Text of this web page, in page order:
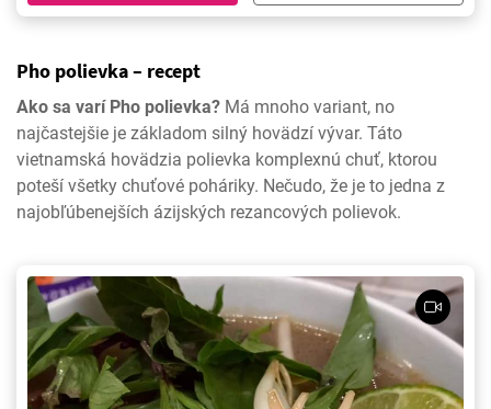
Pho polievka – recept
Ako sa varí Pho polievka? Má mnoho variant, no
najčastejšie je základom silný hovädzí vývar. Táto
vietnamská hovädzia polievka komplexnú chuť, ktorou
poteší všetky chuťové poháriky. Nečudo, že je to jedna z
najobľúbenejších ázijských rezancových polievok.